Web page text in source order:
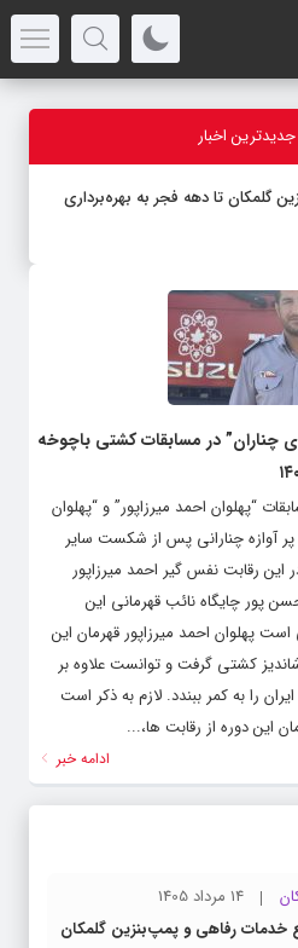
اخبار
تا دهه فجر به بهره‌برداری
در مسابقات کشتی باچوخه
“پهلوان احمد میرزاپور” و “پهلوان
آوازه چنارانی پس از شکست سایر
این رقابت نفس گیر احمد میرزاپور
پور چایگاه نائب قهرمانی این
پهلوان احمد میرزاپور قهرمان این
کشتی گرفت و توانست علاوه بر
را به کمر ببندد. لازم به ذکر است
این دوره از رقابت ها،...
ادامه خبر
14 مرداد 1405
خدمات رفاهی و پمپ‌بنزین گلمکان